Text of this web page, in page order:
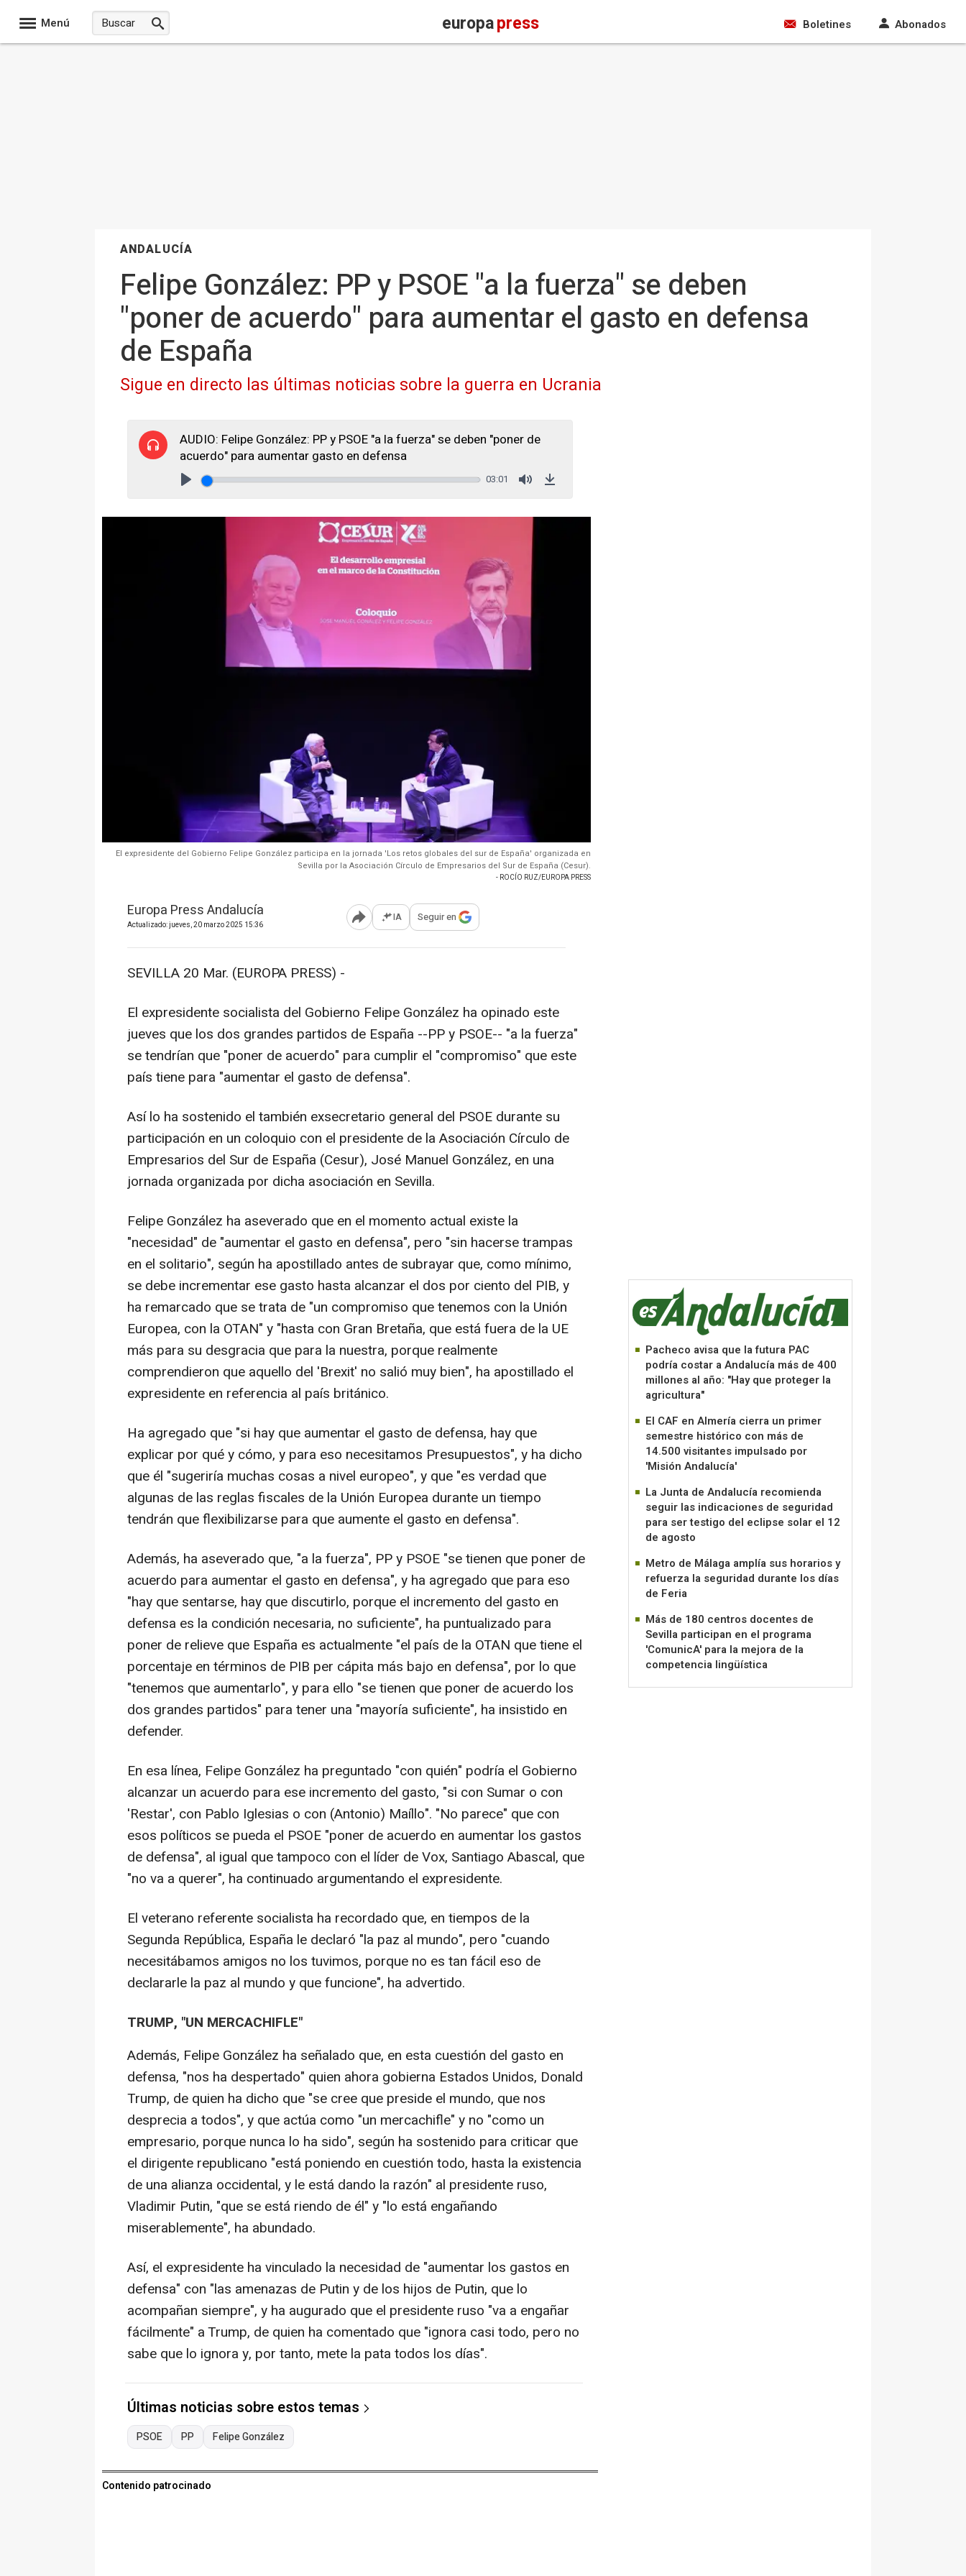
Menú europapress Boletines Abonados
ANDALUCÍA
Felipe González: PP y PSOE "a la fuerza" se deben
"poner de acuerdo" para aumentar el gasto en defensa
de España
Sigue en directo las últimas noticias sobre la guerra en Ucrania
AUDIO: Felipe González: PP y PSOE "a la fuerza" se deben "poner de
acuerdo" para aumentar gasto en defensa
03:01
El expresidente del Gobierno Felipe González participa en la jornada 'Los retos globales del sur de España' organizada en
Sevilla por la Asociación Círculo de Empresarios del Sur de España (Cesur).
- ROCÍO RUZ/EUROPA PRESS
Europa Press Andalucía
Actualizado: jueves, 20 marzo 2025 15:36 Abrir opciones para compartir
IA Seguir en
SEVILLA 20 Mar. (EUROPA PRESS) -
El expresidente socialista del Gobierno Felipe González ha opinado este
jueves que los dos grandes partidos de España --PP y PSOE-- "a la fuerza"
se tendrían que "poner de acuerdo" para cumplir el "compromiso" que este
país tiene para "aumentar el gasto de defensa".
Así lo ha sostenido el también exsecretario general del PSOE durante su
participación en un coloquio con el presidente de la Asociación Círculo de
Empresarios del Sur de España (Cesur), José Manuel González, en una
jornada organizada por dicha asociación en Sevilla.
Felipe González ha aseverado que en el momento actual existe la
"necesidad" de "aumentar el gasto en defensa", pero "sin hacerse trampas
en el solitario", según ha apostillado antes de subrayar que, como mínimo,
se debe incrementar ese gasto hasta alcanzar el dos por ciento del PIB, y
ha remarcado que se trata de "un compromiso que tenemos con la Unión
Europea, con la OTAN" y "hasta con Gran Bretaña, que está fuera de la UE
más para su desgracia que para la nuestra, porque realmente
comprendieron que aquello del 'Brexit' no salió muy bien", ha apostillado el
expresidente en referencia al país británico.
Ha agregado que "si hay que aumentar el gasto de defensa, hay que
explicar por qué y cómo, y para eso necesitamos Presupuestos", y ha dicho
que él "sugeriría muchas cosas a nivel europeo", y que "es verdad que
algunas de las reglas fiscales de la Unión Europea durante un tiempo
tendrán que flexibilizarse para que aumente el gasto en defensa".
Además, ha aseverado que, "a la fuerza", PP y PSOE "se tienen que poner de
acuerdo para aumentar el gasto en defensa", y ha agregado que para eso
"hay que sentarse, hay que discutirlo, porque el incremento del gasto en
defensa es la condición necesaria, no suficiente", ha puntualizado para
poner de relieve que España es actualmente "el país de la OTAN que tiene el
porcentaje en términos de PIB per cápita más bajo en defensa", por lo que
"tenemos que aumentarlo", y para ello "se tienen que poner de acuerdo los
dos grandes partidos" para tener una "mayoría suficiente", ha insistido en
defender.
En esa línea, Felipe González ha preguntado "con quién" podría el Gobierno
alcanzar un acuerdo para ese incremento del gasto, "si con Sumar o con
'Restar', con Pablo Iglesias o con (Antonio) Maíllo". "No parece" que con
esos políticos se pueda el PSOE "poner de acuerdo en aumentar los gastos
de defensa", al igual que tampoco con el líder de Vox, Santiago Abascal, que
"no va a querer", ha continuado argumentando el expresidente.
El veterano referente socialista ha recordado que, en tiempos de la
Segunda República, España le declaró "la paz al mundo", pero "cuando
necesitábamos amigos no los tuvimos, porque no es tan fácil eso de
declararle la paz al mundo y que funcione", ha advertido.
TRUMP, "UN MERCACHIFLE"
Además, Felipe González ha señalado que, en esta cuestión del gasto en
defensa, "nos ha despertado" quien ahora gobierna Estados Unidos, Donald
Trump, de quien ha dicho que "se cree que preside el mundo, que nos
desprecia a todos", y que actúa como "un mercachifle" y no "como un
empresario, porque nunca lo ha sido", según ha sostenido para criticar que
el dirigente republicano "está poniendo en cuestión todo, hasta la existencia
de una alianza occidental, y le está dando la razón" al presidente ruso,
Vladimir Putin, "que se está riendo de él" y "lo está engañando
miserablemente", ha abundado.
Así, el expresidente ha vinculado la necesidad de "aumentar los gastos en
defensa" con "las amenazas de Putin y de los hijos de Putin, que lo
acompañan siempre", y ha augurado que el presidente ruso "va a engañar
fácilmente" a Trump, de quien ha comentado que "ignora casi todo, pero no
sabe que lo ignora y, por tanto, mete la pata todos los días".
Últimas noticias sobre estos temas
PSOE PP Felipe González
Contenido patrocinado
Pacheco avisa que la futura PAC
podría costar a Andalucía más de 400
millones al año: "Hay que proteger la
agricultura"
El CAF en Almería cierra un primer
semestre histórico con más de
14.500 visitantes impulsado por
'Misión Andalucía'
La Junta de Andalucía recomienda
seguir las indicaciones de seguridad
para ser testigo del eclipse solar el 12
de agosto
Metro de Málaga amplía sus horarios y
refuerza la seguridad durante los días
de Feria
Más de 180 centros docentes de
Sevilla participan en el programa
'ComunicA' para la mejora de la
competencia lingüística